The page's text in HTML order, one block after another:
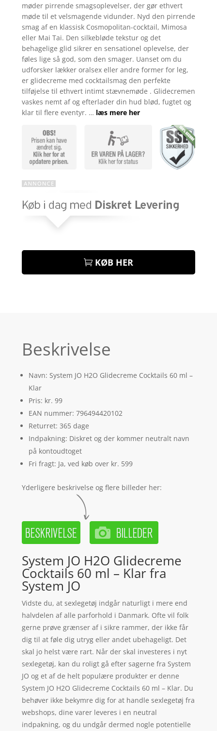
kundebed
ømmels
er
møder pirrende smagsoplevelser, der gør ethvert
møde til et velsmagende vidunder. Nyd den pirrende
smag af en klassisk Cosmopolitan-cocktail, Mimosa
eller Mai Tai. Den silkebløde tekstur og det
behagelige glid sikrer en sensationel oplevelse, der
føles lige så god, som den smager. Uanset om du
udforsker lækker oralsex eller andre former for leg,
er glidecreme med cocktailsmag den perfekte
tilføjelse til ethvert intimt stævnemøde . Glidecremen
vaskes nemt af og efterlader din hud blød, fugtet og
klar til flere eventyr. … læs mere her
KØB HER
Beskrivelse
Navn: System JO H2O Glidecreme Cocktails 60 ml –
Klar
Pris: kr. 99
EAN nummer: 796494420102
Returret: 365 dage
Indpakning: Diskret og der kommer neutralt navn
på kontoudtoget
Fri fragt: Ja, ved køb over kr. 599
Yderligere beskrivelse og flere billeder her:
System JO H2O Glidecreme
Cocktails 60 ml – Klar fra
System JO
Vidste du, at sexlegetøj indgår naturligt i mere end
halvdelen af alle parforhold i Danmark. Ofte vil folk
gerne prøve grænser af i sikre rammer, der ikke får
dig til at føle dig utryg eller andet ubehageligt. Det
skal jo helst være rart. Når der skal investeres i nyt
sexlegetøj, kan du roligt gå efter sagerne fra System
JO og et af de helt populære produkter er denne
System JO H2O Glidecreme Cocktails 60 ml – Klar. Du
behøver ikke bekymre dig for at handle sexlegetøj fra
webshops, dine varer leveres i en neutral
indpakning, og du undgår dermed nogle potentielle